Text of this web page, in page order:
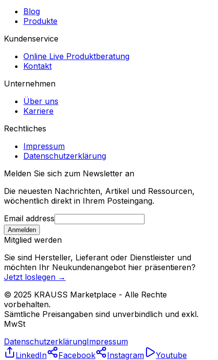
Blog
Produkte
Kundenservice
Online Live Produktberatung
Kontakt
Unternehmen
Über uns
Karriere
Rechtliches
Impressum
Datenschutzerklärung
Melden Sie sich zum Newsletter an
Die neuesten Nachrichten, Artikel und Ressourcen,
wöchentlich direkt in Ihrem Posteingang.
Email address
Anmelden
Mitglied werden
Sie sind Hersteller, Lieferant oder Dienstleister und
möchten Ihr Neukundenangebot hier präsentieren?
Jetzt loslegen →
© 2025 KRAUSS Marketplace - Alle Rechte
vorbehalten.
Sämtliche Preisangaben sind unverbindlich und exkl.
MwSt
DatenschutzerklärungImpressum
LinkedIn
Facebook Instagram Youtube